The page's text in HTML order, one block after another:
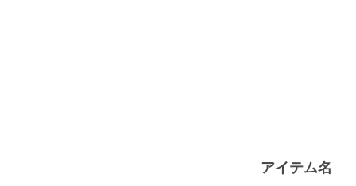
アイテム名